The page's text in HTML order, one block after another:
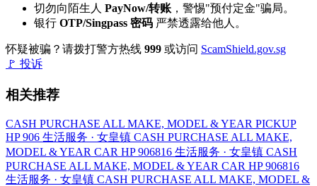
切勿向陌生人 PayNow/转账 ，警惕"预付定金"骗局。
银行 OTP/Singpass 密码 严禁透露给他人。
怀疑被骗？请拨打警方热线 999 或访问 ScamShield.gov.sg
🚩 投诉
相关推荐
CASH PURCHASE ALL MAKE, MODEL & YEAR PICKUP
HP 906 生活服务 · 女皇镇 CASH PURCHASE ALL MAKE,
MODEL & YEAR CAR HP 906816 生活服务 · 女皇镇 CASH
PURCHASE ALL MAKE, MODEL & YEAR CAR HP 906816
生活服务 · 女皇镇 CASH PURCHASE ALL MAKE, MODEL &